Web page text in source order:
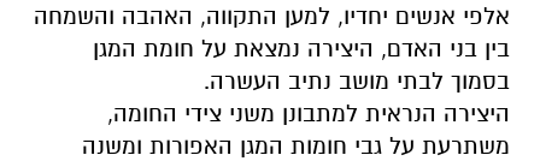
אלפי אנשים יחדיו, למען התקווה, האהבה והשמחה
בין בני האדם, היצירה נמצאת על חומת המגן
בסמוך לבתי מושב נתיב העשרה.
היצירה הנראית למתבונן משני צידי החומה,
משתרעת על גבי חומות המגן האפורות ומשנה